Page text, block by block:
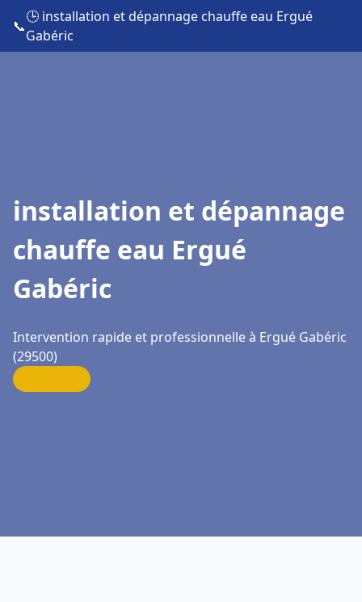
📞
🕒 installation et dépannage chauffe eau Ergué
Gabéric
installation et dépannage
chauffe eau Ergué
Gabéric
Intervention rapide et professionnelle à Ergué Gabéric
(29500)